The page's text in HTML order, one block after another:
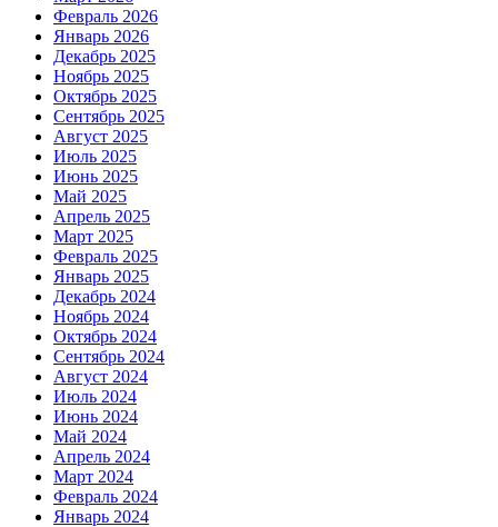
Февраль 2026
Январь 2026
Декабрь 2025
Ноябрь 2025
Октябрь 2025
Сентябрь 2025
Август 2025
Июль 2025
Июнь 2025
Май 2025
Апрель 2025
Март 2025
Февраль 2025
Январь 2025
Декабрь 2024
Ноябрь 2024
Октябрь 2024
Сентябрь 2024
Август 2024
Июль 2024
Июнь 2024
Май 2024
Апрель 2024
Март 2024
Февраль 2024
Январь 2024